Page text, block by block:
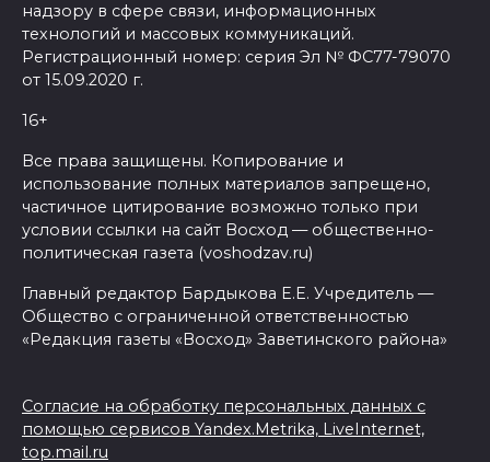
надзору в сфере связи, информационных
технологий и массовых коммуникаций.
Регистрационный номер: серия Эл № ФС77-79070
от 15.09.2020 г.
16+
Все права защищены. Копирование и
использование полных материалов запрещено,
частичное цитирование возможно только при
условии ссылки на сайт Восход — общественно-
политическая газета (voshodzav.ru)
Главный редактор Бардыкова Е.Е. Учредитель —
Общество с ограниченной ответственностью
«Редакция газеты «Восход» Заветинского района»
Согласие на обработку персональных данных с
помощью сервисов Yandex.Metrika, LiveInternet,
top.mail.ru